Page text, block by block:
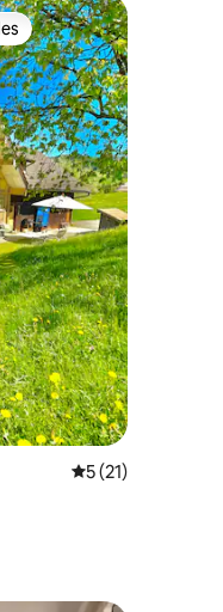
preferido
Calificación
5 (21)